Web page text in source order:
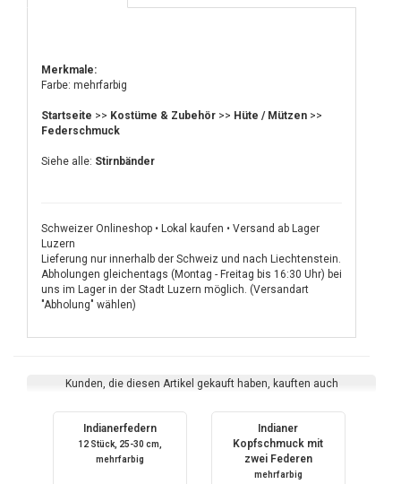
Merkmale:
Farbe: mehrfarbig
Startseite >> Kostüme & Zubehör >> Hüte / Mützen >>
Federschmuck
Siehe alle: Stirnbänder
Schweizer Onlineshop • Lokal kaufen • Versand ab Lager
Luzern
Lieferung nur innerhalb der Schweiz und nach Liechtenstein.
Abholungen gleichentags (Montag - Freitag bis 16:30 Uhr) bei
uns im Lager in der Stadt Luzern möglich. (Versandart
"Abholung" wählen)
Kunden, die diesen Artikel gekauft haben, kauften auch
Indianerfedern
12 Stück, 25-30 cm,
mehrfarbig
Indianer
Kopfschmuck mit
zwei Federen
mehrfarbig